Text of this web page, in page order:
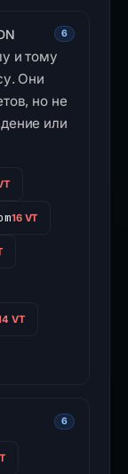
6
и тому
Они
но не
или
16 VT
VT
6